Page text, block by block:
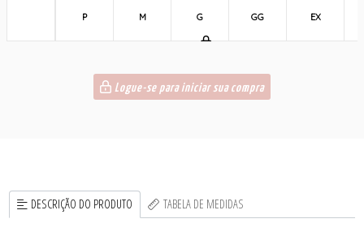
P M G GG EX
Logue-se para iniciar sua compra
DESCRIÇÃO DO PRODUTO TABELA DE MEDIDAS